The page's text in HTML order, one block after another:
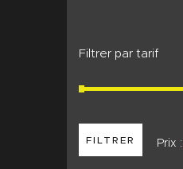
Filtrer par tarif
FILTRER Prix :